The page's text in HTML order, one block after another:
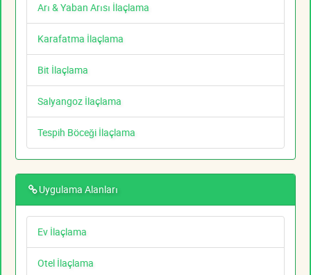
Arı & Yaban Arısı İlaçlama
Karafatma İlaçlama
Bit İlaçlama
Salyangoz İlaçlama
Tespih Böceği İlaçlama
Uygulama Alanları
Ev İlaçlama
Otel İlaçlama